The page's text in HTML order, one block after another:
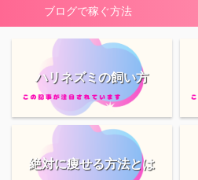
ブログで稼ぐ方法
ハリネズミの飼い方
絶対に痩せる方法とは